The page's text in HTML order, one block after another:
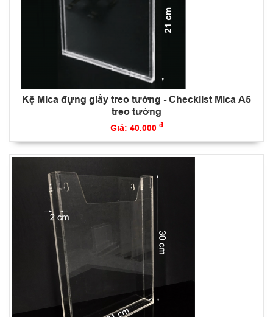
Kệ Mica đựng giấy treo tường - Checklist Mica A5
treo tường
Giá: 40.000 đ